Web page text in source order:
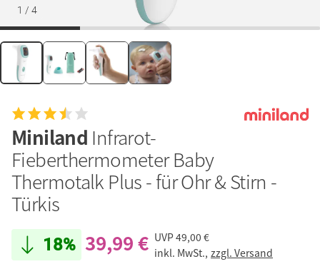
1 / 4
Miniland Infrarot-
Fieberthermometer Baby
Thermotalk Plus - für Ohr & Stirn -
Türkis
18% 39,99 € UVP49,00 €
inkl. MwSt., zzgl. Versand